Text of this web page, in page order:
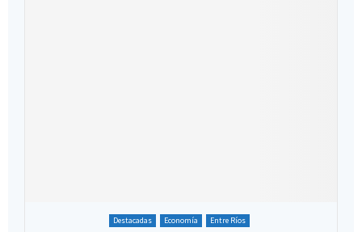
Destacadas Economía Entre Ríos